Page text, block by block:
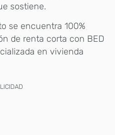
sostiene.
se encuentra 100%
de renta corta con BED
en vivienda